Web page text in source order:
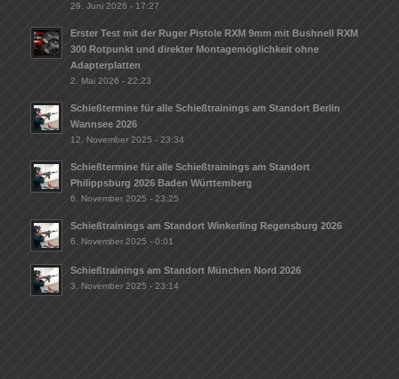
29. Juni 2026 - 17:27
Erster Test mit der Ruger Pistole RXM 9mm mit Bushnell RXM
300 Rotpunkt und direkter Montagemöglichkeit ohne
Adapterplatten
2. Mai 2026 - 22:23
Schießtermine für alle Schießtrainings am Standort Berlin
Wannsee 2026
12. November 2025 - 23:34
Schießtermine für alle Schießtrainings am Standort
Philippsburg 2026 Baden Württemberg
6. November 2025 - 23:25
Schießtrainings am Standort Winkerling Regensburg 2026
6. November 2025 - 0:01
Schießtrainings am Standort München Nord 2026
3. November 2025 - 23:14